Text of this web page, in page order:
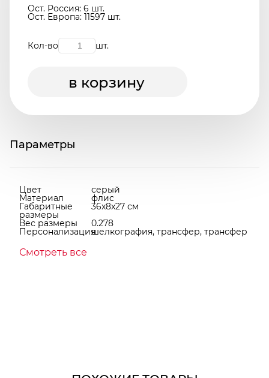
Ост. Россия: 6 шт.
Ост. Европа: 11597 шт.
Кол-во шт.
в корзину
Параметры
Цвет серый
Материал флис
Габаритные
размеры
36x8x27 см
Вес размеры
0.278
Персонализацияшелкография, трансфер, трансфер
Смотреть все